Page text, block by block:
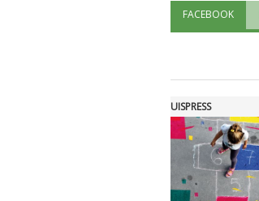
FACEBOOK
UISPRESS